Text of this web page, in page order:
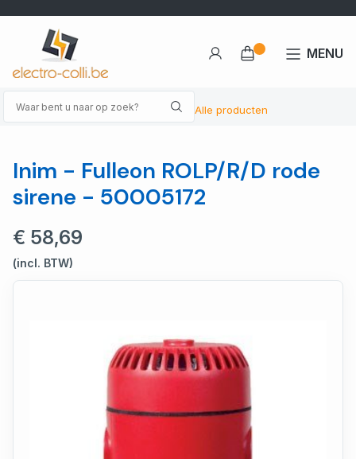
Alle producten
MENU
Inim - Fulleon ROLP/R/D rode
sirene - 50005172
€ 58,69
(incl. BTW)